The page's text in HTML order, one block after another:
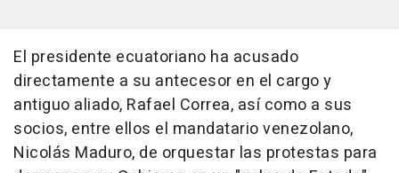
El presidente ecuatoriano ha acusado
directamente a su antecesor en el cargo y
antiguo aliado, Rafael Correa, así como a sus
socios, entre ellos el mandatario venezolano,
Nicolás Maduro, de orquestar las protestas para